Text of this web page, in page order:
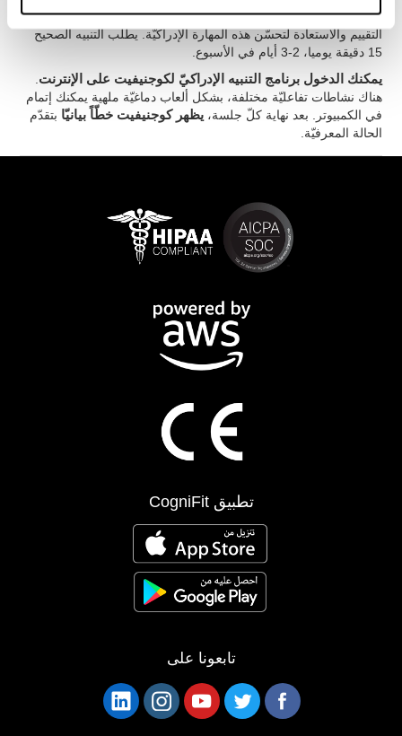
إنّه مهمّ أن نتمّ التدريب باستمرار لتحسّن الاعتراف.لكوجنيفيتأدوات
التقييم والاستعادة لتحسّن هذه المهارة الإدراكيّة. يطلب التنبيه الصحيح
15 دقيقة يوميا، 2-3 أيام في الأسبوع.
يمكنك الدخول برنامج التنبيه الإدراكيّ لكوجنيفيت على الإنترنت
هناك نشاطات تفاعليّة مختلفة، بشكل ألعاب دماغيّة ملهية يمكنك إتمام
في الكمبيوتر. بعد نهاية كلّ جلسة،يظهر كوجنيفيت خطّاً بيانيّا بتقدّم
الحالة المعرفيّة.
تطبيق CogniFit
تابعونا على